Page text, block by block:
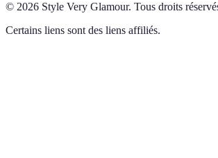
© 2026 Style Very Glamour. Tous droits
Certains liens sont des liens affiliés.